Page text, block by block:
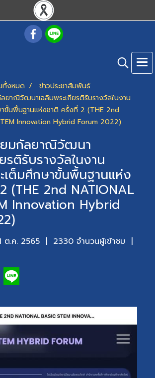
ทั้งหมด
ข่าวประชาสัมพันธ์
ยาณิวัฒนาเฉลิมพระเกียรติรับรางวัลในงาน
ขั้นพื้นฐานแห่งชาติ ครั้งที่ 2 (THE 2nd
Innovation Hybrid Forum 2022)
ยมกัลยาณิวัฒนา
รติรับรางวัลในงาน
เต็มศึกษาขั้นพื้นฐานแห่ง
(THE 2nd NATIONAL
Innovation Hybrid
ต.ค. 2565 | 2330 จำนวนผู้เข้าชม |